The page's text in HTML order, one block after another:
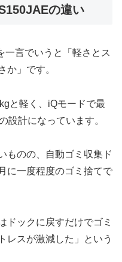
の違い
一言でいうと「軽さとス
か」です。
と軽く、iQモードで最
設計になっています。
ものの、自動ゴミ収集ド
に一度程度のゴミ捨てで
ドックに戻すだけでゴミ
レスが激減した」という